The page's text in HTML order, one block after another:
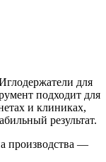
для
подходит для
и клиниках,
результат.
производства —